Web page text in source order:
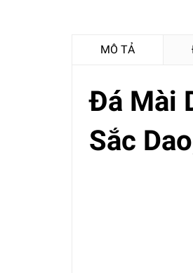
MÔ TẢ
Đá Mài
Sắc